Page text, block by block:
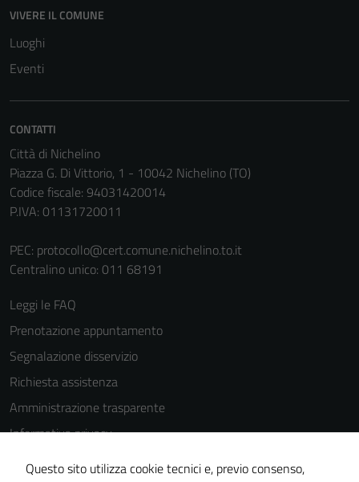
VIVERE IL COMUNE
Luoghi
Eventi
CONTATTI
Città di Nichelino
Piazza G. Di Vittorio, 1 - 10042 Nichelino (TO)
Codice fiscale: 94031420014
P.IVA: 01131720011
PEC: protocollo@cert.comune.nichelino.to.it
Centralino unico: 011 68191
Leggi le FAQ
Prenotazione appuntamento
Segnalazione disservizio
Richiesta assistenza
Amministrazione trasparente
Informativa privacy
Cookie Policy
Questo sito utilizza cookie tecnici e, previo consenso,